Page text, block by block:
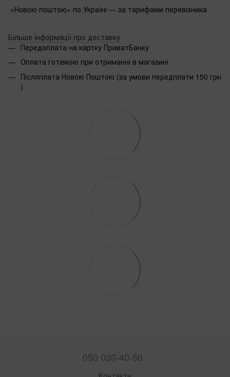
«Новою поштою» по Україні — за тарифами перевізника
Більше інформації про доставку
Передоплата на картку ПриватБанку
Оплата готівкою при отриманні в магазині
Післяплата Новою Поштою (за умови передплати 150 грн
)
050 030-40-50